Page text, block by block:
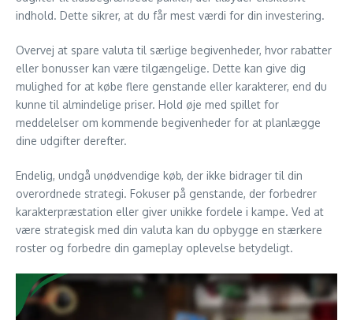
indhold. Dette sikrer, at du får mest værdi for din investering.
Overvej at spare valuta til særlige begivenheder, hvor rabatter
eller bonusser kan være tilgængelige. Dette kan give dig
mulighed for at købe flere genstande eller karakterer, end du
kunne til almindelige priser. Hold øje med spillet for
meddelelser om kommende begivenheder for at planlægge
dine udgifter derefter.
Endelig, undgå unødvendige køb, der ikke bidrager til din
overordnede strategi. Fokuser på genstande, der forbedrer
karakterpræstation eller giver unikke fordele i kampe. Ved at
være strategisk med din valuta kan du opbygge en stærkere
roster og forbedre din gameplay oplevelse betydeligt.